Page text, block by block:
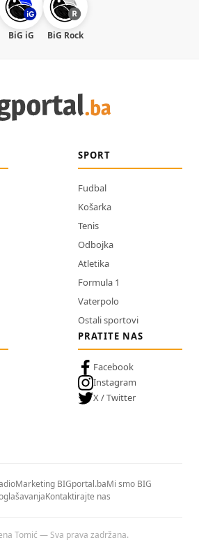
BiG iG BiG Rock
SPORT
Fudbal
Košarka
Tenis
Odbojka
Atletika
Formula 1
Vaterpolo
Ostali sportovi
PRATITE NAS
Facebook
Instagram
X / Twitter
Marketing BIGportal.baMi smo BIG
Kontaktirajte nas
Tomić — Sva prava zadržana.